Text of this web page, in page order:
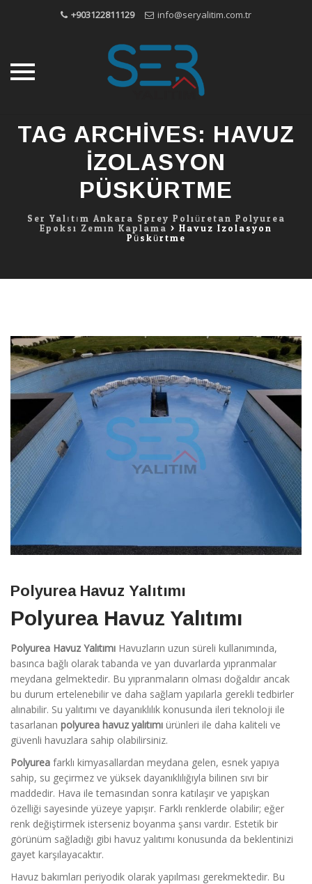
+903122811129 info@seryalitim.com.tr
TAG ARCHIVES: HAVUZ
IZOLASYON
PÜSKÜRTME
Ser Yalıtım Ankara Sprey Poliüretan Polyurea
Epoksi Zemin Kaplama > Havuz Izolasyon
Püskürtme
Polyurea Havuz Yalıtımı
Polyurea Havuz Yalıtımı
Polyurea Havuz Yalıtımı Havuzların uzun süreli kullanımında,
basınca bağlı olarak tabanda ve yan duvarlarda yıpranmalar
meydana gelmektedir. Bu yıpranmaların olması doğaldır ancak
bu durum ertelenebilir ve daha sağlam yapılarla gerekli tedbirler
alınabilir. Su yalıtımı ve dayanıklılık konusunda ileri teknoloji ile
tasarlanan polyurea havuz yalıtımı ürünleri ile daha kaliteli ve
güvenli havuzlara sahip olabilirsiniz.
Polyurea farklı kimyasallardan meydana gelen, esnek yapıya
sahip, su geçirmez ve yüksek dayanıklılığıyla bilinen sıvı bir
maddedir. Hava ile temasından sonra katılaşır ve yapışkan
özelliği sayesinde yüzeye yapışır. Farklı renklerde olabilir; eğer
renk değiştirmek isterseniz boyanma şansı vardır. Estetik bir
görünüm sağladığı gibi havuz yalıtımı konusunda da beklentinizi
gayet karşılayacaktır.
Havuz bakımları periyodik olarak yapılması gerekmektedir. Bu